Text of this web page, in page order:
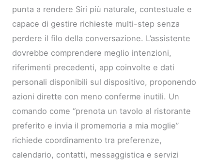
punta a rendere Siri più naturale, contestuale e
capace di gestire richieste multi-step senza
perdere il filo della conversazione. L’assistente
dovrebbe comprendere meglio intenzioni,
riferimenti precedenti, app coinvolte e dati
personali disponibili sul dispositivo, proponendo
azioni dirette con meno conferme inutili. Un
comando come “prenota un tavolo al ristorante
preferito e invia il promemoria a mia moglie”
richiede coordinamento tra preferenze,
calendario, contatti, messaggistica e servizi